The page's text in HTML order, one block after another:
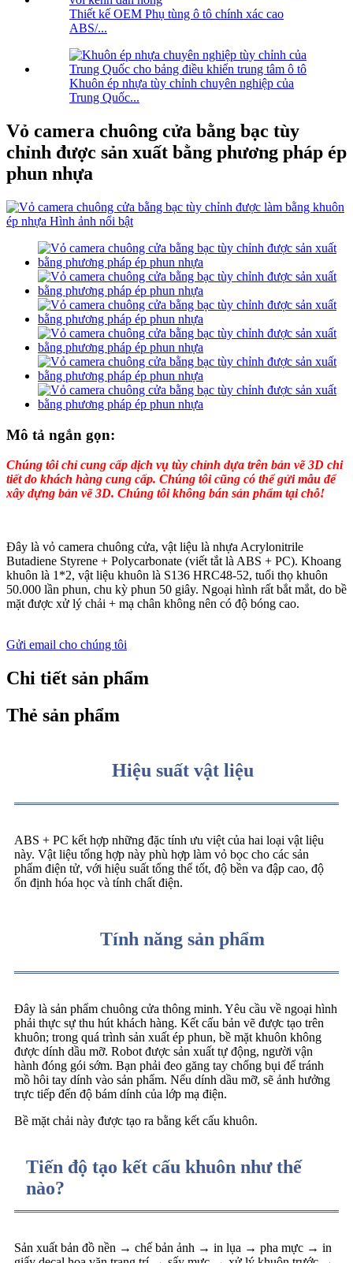
Thiết kế OEM Phụ tùng ô tô chính xác cao
ABS/...
Khuôn ép nhựa tùy chỉnh chuyên nghiệp của
Trung Quốc...
Vỏ camera chuông cửa bằng bạc tùy
chỉnh được sản xuất bằng phương pháp ép
phun nhựa
Mô tả ngắn gọn:
Chúng tôi chỉ cung cấp dịch vụ tùy chỉnh dựa trên bản vẽ 3D chi
tiết do khách hàng cung cấp. Chúng tôi cũng có thể gửi mẫu để
xây dựng bản vẽ 3D. Chúng tôi không bán sản phẩm tại chỗ!
Đây là vỏ camera chuông cửa, vật liệu là nhựa Acrylonitrile
Butadiene Styrene + Polycarbonate (viết tắt là ABS + PC). Khoang
khuôn là 1*2, vật liệu khuôn là S136 HRC48-52, tuổi thọ khuôn
50.000 lần phun, chu kỳ phun 50 giây. Ngoại hình rất bắt mắt, do bề
mặt được xử lý chải + mạ chân không nên có độ bóng cao.
Gửi email cho chúng tôi
Chi tiết sản phẩm
Thẻ sản phẩm
Hiệu suất vật liệu
ABS + PC kết hợp những đặc tính ưu việt của hai loại vật liệu
này. Vật liệu tổng hợp này phù hợp làm vỏ bọc cho các sản
phẩm điện tử, với hiệu suất tổng thể tốt, độ bền va đập cao, độ
ổn định hóa học và tính chất điện.
Tính năng sản phẩm
Đây là sản phẩm chuông cửa thông minh. Yêu cầu về ngoại hình
phải thực sự thu hút khách hàng. Kết cấu bản vẽ được tạo trên
khuôn; trong quá trình sản xuất ép phun, bề mặt khuôn không
được dính dầu mỡ. Robot được sản xuất tự động, người vận
hành đóng gói sớm. Bạn phải đeo găng tay chống bụi để tránh
mồ hôi tay dính vào sản phẩm. Nếu dính dầu mỡ, sẽ ảnh hưởng
trực tiếp đến độ bám dính của lớp mạ điện.
Bề mặt chải này được tạo ra bằng kết cấu khuôn.
Tiến độ tạo kết cấu khuôn như thế
nào?
Sản xuất bản đồ nền → chế bản ảnh → in lụa → pha mực → in